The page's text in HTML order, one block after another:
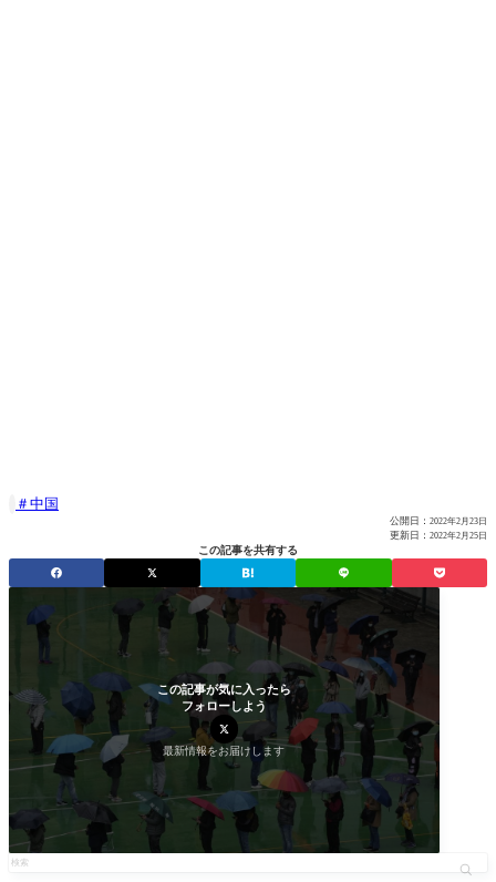
中国
公開日： 2022年2月23日
更新日： 2022年2月25日
この記事を共有する
この記事が気に入ったら
フォローしよう
最新情報をお届けします